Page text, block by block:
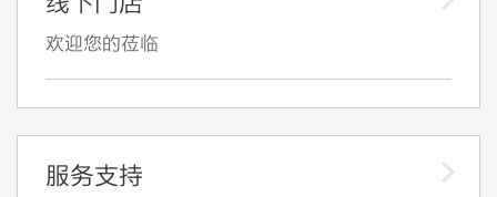
欢迎您的莅临
服务支持